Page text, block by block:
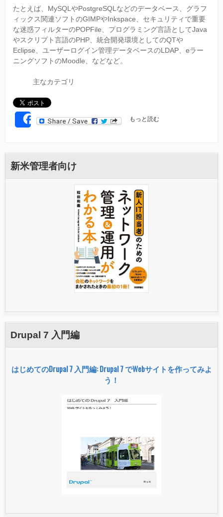
たとえば、MySQLやPostgreSQLなどのデータベース、グラフ
ィックス関連ソフトのGIMPやInkspace、セキュリティで重要
な迷惑フィルターのPOPFile、プログラミング言語としてJava
やスクリプト言語のPHP、統合開発環境としてのQTや
Eclipse、ユーザーログイン管理データベースのLDAP、eラー
ニングソフトのMoodle、などなど。
主なカテゴリ
SHARE
O
つ
もっと読む
新米管理者向け
Drupal 7 入門編
はじめてのDrupal 7 入門編: Drupal 7 でWebサイトを作ってみよ
う！